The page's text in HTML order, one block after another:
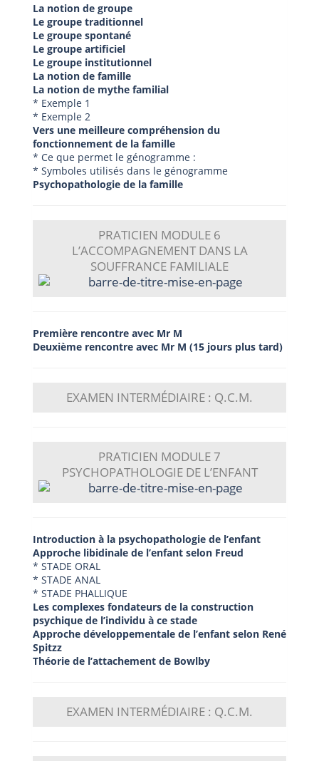
La notion de groupe
Le groupe traditionnel
Le groupe spontané
Le groupe artificiel
Le groupe institutionnel
La notion de famille
La notion de mythe familial
* Exemple 1
* Exemple 2
Vers une meilleure compréhension du
fonctionnement de la famille
* Ce que permet le génogramme :
* Symboles utilisés dans le génogramme
Psychopathologie de la famille
PRATICIEN MODULE 6
L’ACCOMPAGNEMENT DANS LA
SOUFFRANCE FAMILIALE
Première rencontre avec Mr M
Deuxième rencontre avec Mr M (15 jours plus tard)
EXAMEN INTERMÉDIAIRE : Q.C.M.
PRATICIEN MODULE 7
PSYCHOPATHOLOGIE DE L’ENFANT
Introduction à la psychopathologie de l’enfant
Approche libidinale de l’enfant selon Freud
* STADE ORAL
* STADE ANAL
* STADE PHALLIQUE
Les complexes fondateurs de la construction
psychique de l’individu à ce stade
Approche développementale de l’enfant selon René
Spitzz
Théorie de l’attachement de Bowlby
EXAMEN INTERMÉDIAIRE : Q.C.M.